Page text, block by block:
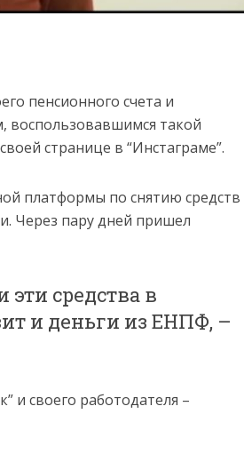
пенсионного счета и
воспользовавшимся такой
странице в “Инстаграме”.
платформы по снятию средств
Через пару дней пришел
средства в
и деньги из ЕНПФ, –
и своего работодателя –